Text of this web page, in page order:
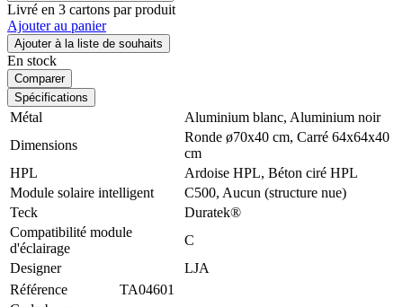
Livré en 3 cartons par produit
Ajouter au panier
Ajouter à la liste de souhaits
En stock
Comparer
Spécifications
Métal Aluminium blanc, Aluminium noir
Dimensions
Ronde ø70x40 cm, Carré 64x64x40
cm
HPL
Ardoise HPL, Béton ciré HPL
Module solaire intelligent
C500, Aucun (structure nue)
Teck
Duratek®
Compatibilité module
d'éclairage
C
Designer
LJA
Référence
TA04601